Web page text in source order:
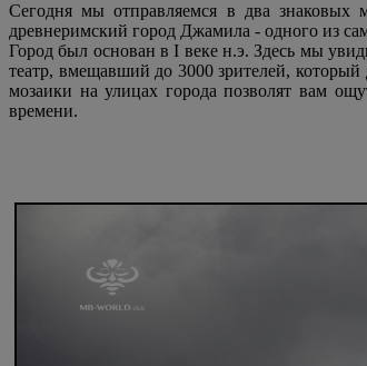
Сегодня мы отправляемся в два знаковых
древнеримский город Джамила - одного из
Город был основан в I веке н.э. Здесь мы
театр, вмещавший до 3000 зрителей,
мозаики на улицах города позволят вам
времени.